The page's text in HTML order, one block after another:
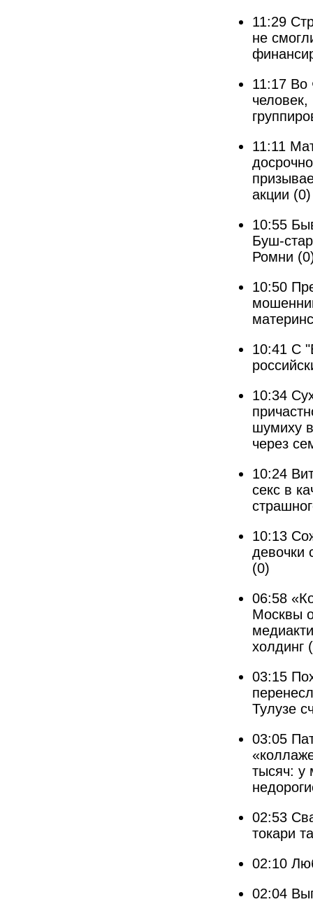
11:29
не
11:17 Во
человек,
11:11
акции (0)
10:55
Буш-
Ромни
10:50
10:41 С
10:34
шумиху
через
10:24
секс в
10:13
девочки
(0)
06:58
Москвы
холдинг
03:15
Тулузе
03:05
тысяч: у
02:53
токари
02:10
02:04